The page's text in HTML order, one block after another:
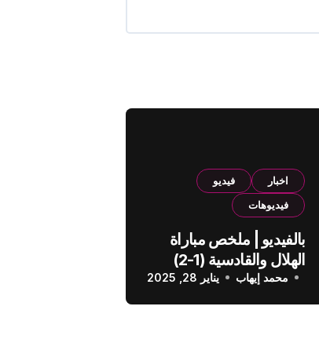
اخبار
فيديو
فيديوهات
بالفيديو | ملخص مباراة
الهلال والقادسية (1-2)
الدوري السعودي
محمد إيهاب يناير 28, 2025